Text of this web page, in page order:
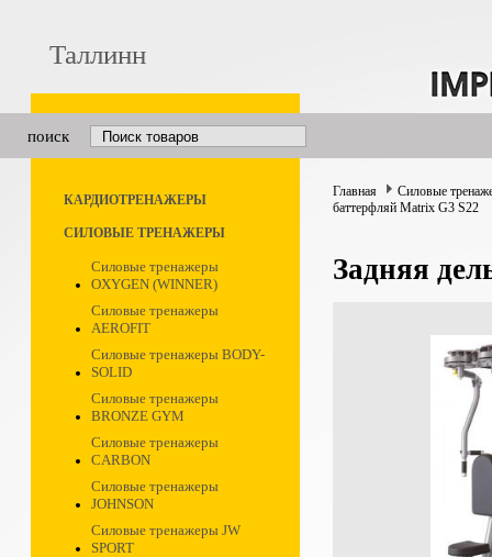
Таллинн
поиск
КАРДИОТРЕНАЖЕРЫ
СИЛОВЫЕ ТРЕНАЖЕРЫ
Силовые тренажеры
OXYGEN (WINNER)
Силовые тренажеры
AEROFIT
Силовые тренажеры BODY-
SOLID
Силовые тренажеры
BRONZE GYM
Силовые тренажеры
CARBON
Силовые тренажеры
JOHNSON
Силовые тренажеры JW
SPORT
Главная
Силовые
баттерфляй Matrix G3 S22
Задняя